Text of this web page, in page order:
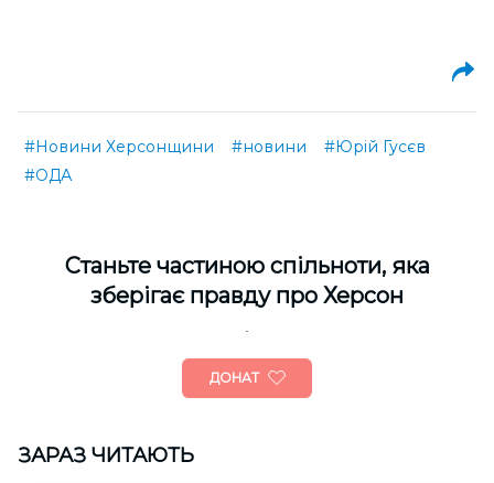
#Новини Херсонщини #новини
#Юрій Гусєв
#ОДА
Cтаньте частиною спільноти, яка
зберігає правду про Херсон
ДОНАТ
ЗАРАЗ ЧИТАЮТЬ